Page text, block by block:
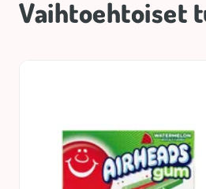
Vaihtoehtoiset